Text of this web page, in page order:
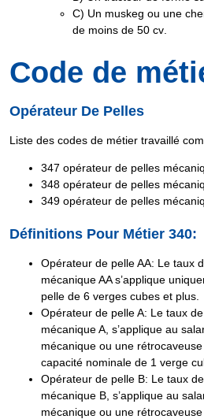
C) Un muskeg ou une
de moins de 50 cv
Code de
Opérateur De Pelles
Liste des codes de métier travaillé
347 opérateur de pelles
348 opérateur de pelles
349 opérateur de pelles
Définitions Pour Métier 340:
Opérateur de pelle AA: Le taux
mécanique AA s’applique
pelle de 6 verges cubes et plus
Opérateur de pelle A: Le taux
mécanique A, s’applique au
mécanique ou une rétrocaveuse
capacité nominale de 1 verge
Opérateur de pelle B: Le taux
mécanique B, s’applique au
mécanique ou une rétrocaveuse